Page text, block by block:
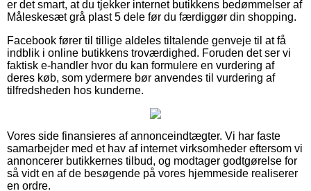
er det smart, at du tjekker internet butikkens bedømmelser af
Måleskesæt grå plast 5 dele før du færdiggør din shopping.
Facebook fører til tillige aldeles tiltalende genveje til at få
indblik i online butikkens troværdighed. Foruden det ser vi
faktisk e-handler hvor du kan formulere en vurdering af
deres køb, som ydermere bør anvendes til vurdering af
tilfredsheden hos kunderne.
Vores side finansieres af annonceindtægter. Vi har faste
samarbejder med et hav af internet virksomheder eftersom vi
annoncerer butikkernes tilbud, og modtager godtgørelse for
så vidt en af de besøgende på vores hjemmeside realiserer
en ordre.